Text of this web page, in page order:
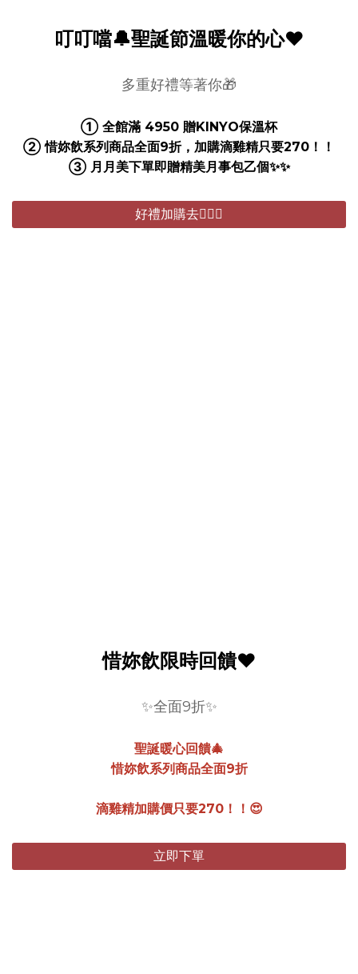
叮叮噹🔔聖誕節溫暖你的心❤️
多重好禮等著你🎁
① 全館滿 4950 贈KINYO保溫杯
② 惜妳飲系列商品全面9折，加購滴雞精只要270！！
③ 月月美下單即贈精美月事包乙個✨✨
好禮加購去🏃🏻‍♂️
惜妳飲限時回饋❤️
✨全面9折✨
聖誕暖心回饋🎄
惜妳飲系列商品全面9折
滴雞精加購價只要270！！😍
立即下單